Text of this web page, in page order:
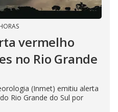
vermelho
no Rio Grande
(Inmet) emitiu alerta
Rio Grande do Sul por